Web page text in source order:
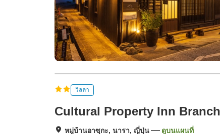
h
วิลลา
Cultural Property Inn
หมู่บ้านอาซุกะ, นารา, ญี่ปุ่น ดูบนแผนที่